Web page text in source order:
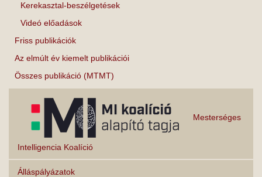
Kerekasztal-beszélgetések
Videó előadások
Friss publikációk
Az elmúlt év kiemelt publikációi
Összes publikáció (MTMT)
Mesterséges
Intelligencia Koalíció
Álláspályázatok